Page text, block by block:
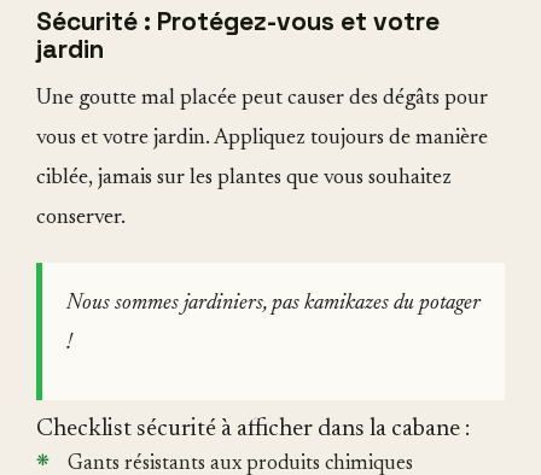
Sécurité : Protégez-vous et votre
jardin
Une goutte mal placée peut causer des dégâts pour
vous et votre jardin. Appliquez toujours de manière
ciblée, jamais sur les plantes que vous souhaitez
conserver.
Nous sommes jardiniers, pas kamikazes du potager
!
Checklist sécurité à afficher dans la cabane :
Gants résistants aux produits chimiques